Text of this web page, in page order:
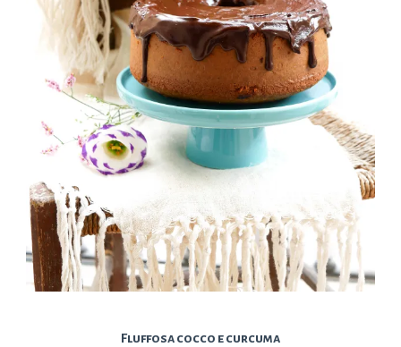
Fluffosa cocco e curcuma